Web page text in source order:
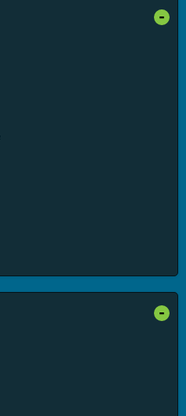
-
-